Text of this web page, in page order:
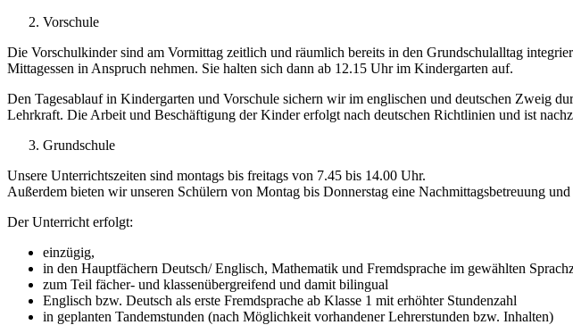
Vorschule
Die Vorschulkinder sind am Vormittag zeitlich und räumlich bereits in den Grundschulalltag
Mittagessen in Anspruch nehmen. Sie halten sich dann ab 12.15 Uhr im Kindergarten auf.
Den Tagesablauf in Kindergarten und Vorschule sichern wir im englischen und deutschen Zweig
Lehrkraft. Die Arbeit und Beschäftigung der Kinder erfolgt nach deutschen Richtlinien und ist
Grundschule
Unsere Unterrichtszeiten sind montags bis freitags von 7.45 bis 14.00 Uhr.
Außerdem bieten wir unseren Schülern von Montag bis Donnerstag eine Nachmittagsbetreuung
Der Unterricht erfolgt:
einzügig,
in den Hauptfächern Deutsch/ Englisch, Mathematik und Fremdsprache im gewählten
zum Teil fächer- und klassenübergreifend und damit bilingual
Englisch bzw. Deutsch als erste Fremdsprache ab Klasse 1 mit erhöhter Stundenzahl
in geplanten Tandemstunden (nach Möglichkeit vorhandener Lehrerstunden bzw. Inhalten)